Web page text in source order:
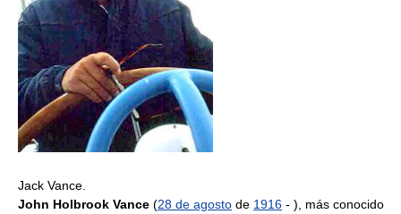
Jack Vance.
John Holbrook Vance (28 de agosto de 1916 - ), más conocido